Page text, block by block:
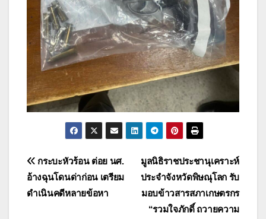
แนะแนว
เรื่อง
มูลนิธิราชประชานุเคราะห์
ประจำจังหวัดพิษณุโลก รับ
มอบข้าวสารสภาเกษตรกร
“รวมใจภักดิ์ ถวายความ
กระบะหัวร้อน ต่อย นศ.
อ้างฉุนโดนด่าก่อน เตรียม
ดำเนินคดีหลายข้อหา